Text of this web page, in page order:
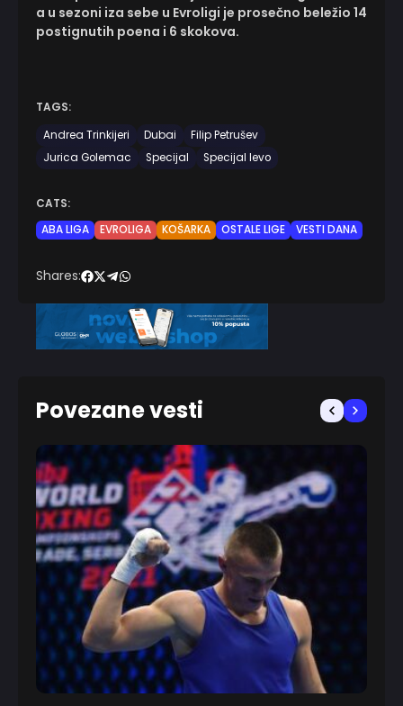
a u sezoni iza sebe u Evroligi je prosečno beležio 14
postignutih poena i 6 skokova.
TAGS:
Andrea Trinkijeri
Dubai
Filip Petrušev
Jurica Golemac
Specijal Specijal levo
CATS:
ABA LIGA
EVROLIGA KOŠARKA OSTALE LIGE VESTI DANA
Shares:
Povezane vesti